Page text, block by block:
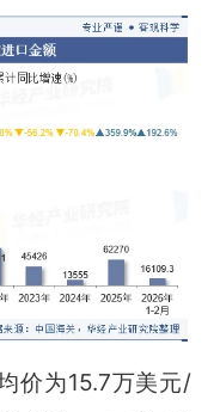
价为15.7万美元/